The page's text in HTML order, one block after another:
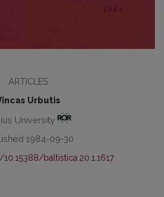
ARTICLES
Urbutis
University
1984-09-30
baltistica.20.1.1617